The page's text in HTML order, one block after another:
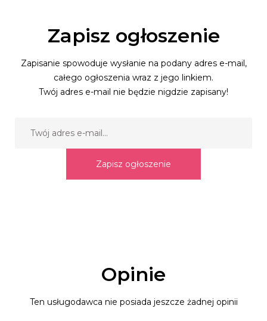
Zapisz ogłoszenie
Zapisanie spowoduje wysłanie na podany adres e-mail,
całego ogłoszenia wraz z jego linkiem.
Twój adres e-mail nie będzie nigdzie zapisany!
Zapisz ogłoszenie
Opinie
Ten usługodawca nie posiada jeszcze żadnej opinii